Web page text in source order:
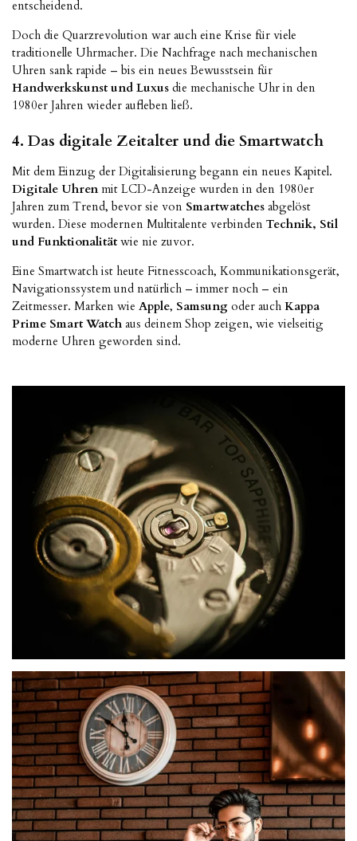
entscheidend.
Doch die Quarzrevolution war auch eine Krise für viele
traditionelle Uhrmacher. Die Nachfrage nach mechanischen
Uhren sank rapide – bis ein neues Bewusstsein für
Handwerkskunst und Luxus die mechanische Uhr in den
1980er Jahren wieder aufleben ließ.
4. Das digitale Zeitalter und die Smartwatch
Mit dem Einzug der Digitalisierung begann ein neues Kapitel.
Digitale Uhrenmit LCD-Anzeige wurden in den 1980er
Jahren zum Trend, bevor sie von Smartwatches abgelöst
wurden. Diese modernen Multitalente verbinden Technik, Stil
und Funktionalitätwie nie zuvor.
Eine Smartwatch ist heute Fitnesscoach, Kommunikationsgerät,
Navigationssystem und natürlich – immer noch – ein
Zeitmesser. Marken wie Apple, Samsung oder auch Kappa
Prime Smart Watch aus deinem Shop zeigen, wie vielseitig
moderne Uhren geworden sind.